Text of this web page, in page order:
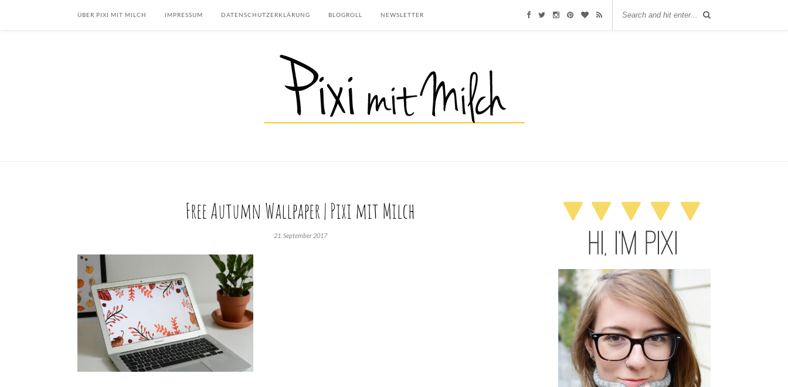
ÜBER PIXI MIT MILCH IMPRESSUM DATENSCHUTZERKLÄRUNG BLOGROLL NEWSLETTER
Free Autumn Wallpaper | Pixi mit Milch
21. September 2017